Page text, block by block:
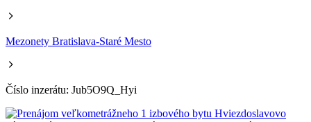
Mezonety Bratislava-Staré Mesto
Číslo inzerátu: Jub5O9Q_Hyi